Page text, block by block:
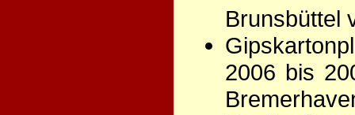
Brunsbüttel
2006 bis